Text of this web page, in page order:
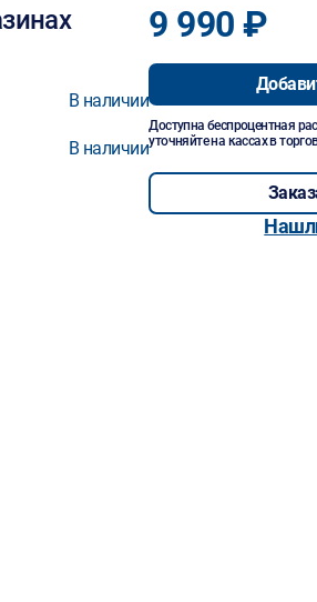
В наличии
В наличии
9 990 ₽
Доступна беспроцентная
уточняйте на кассах в